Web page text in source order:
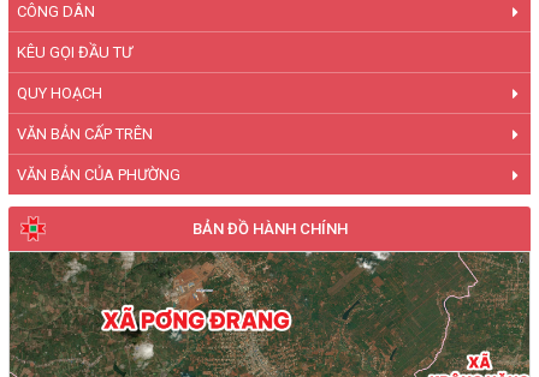
CÔNG DÂN
KÊU GỌI ĐẦU TƯ
QUY HOẠCH
VĂN BẢN CẤP TRÊN
VĂN BẢN CỦA PHƯỜNG
BẢN ĐỒ HÀNH CHÍNH